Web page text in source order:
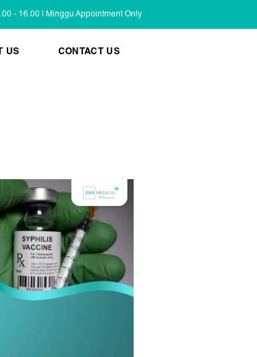
- 16.00 | Minggu Appointment Only
US CONTACT US